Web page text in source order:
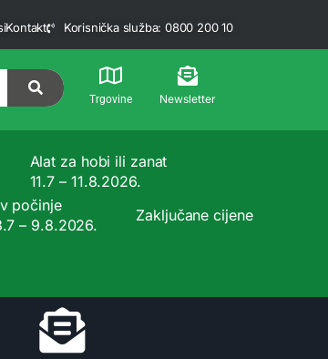
Kontakt Korisnička služba: 0800 200 10
Trgovine Newsletter
Alat za hobi ili zanat
11.7 – 11.8.2026.
počinje
– 9.8.2026.
Zaključane cijene